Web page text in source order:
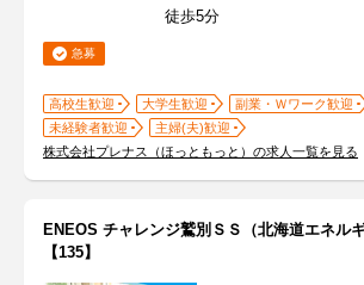
徒歩5分
急募
高校生歓迎 大学生歓迎
副業・Ｗワーク歓迎
未経験者歓迎
主婦(夫)歓迎
株式会社プレナス（ほっともっと）の求人一覧を見る
ENEOS チャレンジ鷲別ＳＳ（北海道エネル
【135】